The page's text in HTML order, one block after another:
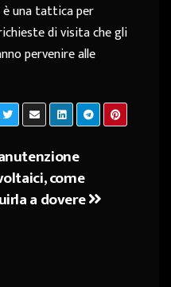
una tattica per
di visita che gli
pervenire alle
come
a dovere